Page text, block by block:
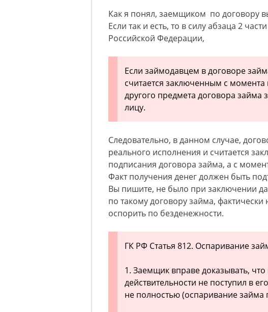
Как я понял, заемщиком по договору
Если так и есть, то в силу абзаца 2
Российской Федерации,
Если займодавцем в договоре
считается заключенным с
другого предмета договора
лицу.
Следовательно, в данном случае,
реального исполнения и считается
подписания договора займа, а с
Факт получения денег должен быть
Вы пишите, не было при заключении
по такому договору займа,
оспорить по безденежности.
ГК РФ Статья 812. Оспаривание
1. Заемщик вправе доказывать,
действительности не поступил в
не полностью (оспаривание займа